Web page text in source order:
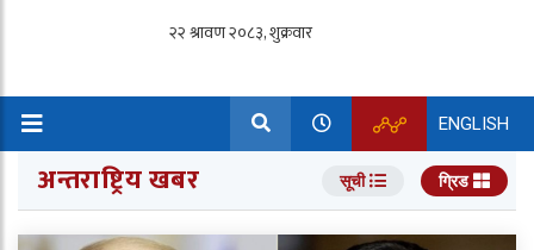
ENGLISH
अन्तराष्ट्रिय खबर सूची ग्रिड